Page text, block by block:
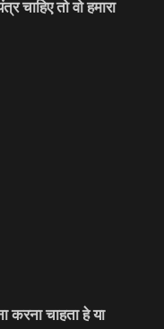
चाहिए तो वो हमारा
करना चाहता हे या